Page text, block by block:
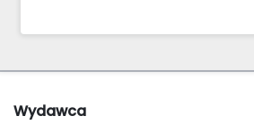
Wydawca